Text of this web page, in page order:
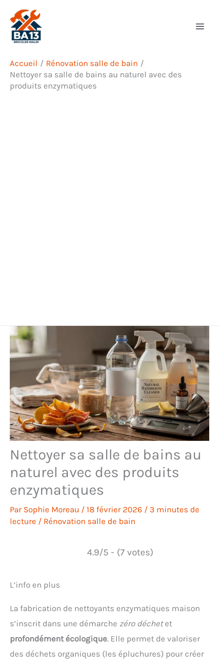
contenu
Accueil
Rénovation salle de bain
Nettoyer sa salle de bains au naturel avec des
produits enzymatiques
Nettoyer sa salle de bains au
naturel avec des produits
enzymatiques
Par Sophie Moreau / 18 février 2026 / 3 minutes de
lecture / Rénovation salle de bain
4.9/5 - (7 votes)
L’info en plus
La fabrication de nettoyants enzymatiques maison
s’inscrit dans une démarche zéro déchetet
profondément écologique. Elle permet de valoriser
des déchets organiques (les épluchures) pour créer
Rechercher